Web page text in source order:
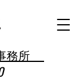
務所